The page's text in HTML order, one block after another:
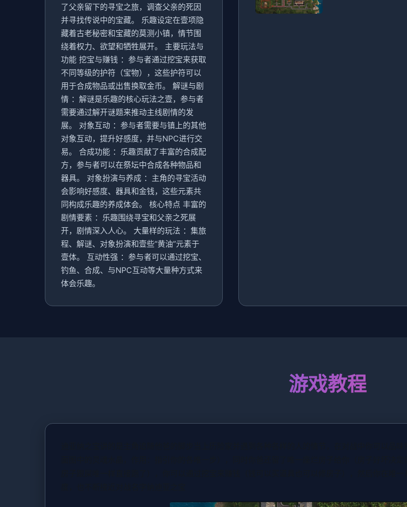
了父亲留下的寻宝之旅，调查父亲的死因
并寻找传说中的宝藏。 乐趣设定在壹项隐
藏着古老秘密和宝藏的莫测小镇，情节围
绕着权力、欲望和牺牲展开。 主要玩法与
功能 挖宝与赚钱 ：参与者通过挖宝来获取
不同等级的护符（宝物），这些护符可以
用于合成物品或出售换取金币。 解谜与剧
情 ：解谜是乐趣的核心玩法之壹，参与者
需要通过解开谜题来推动主线剧情的发
展。 对象互动 ：参与者需要与镇上的其他
对象互动，提升好感度，并与NPC进行交
易。 合成功能 ：乐趣贡献了丰富的合成配
方，参与者可以在祭坛中合成各种物品和
器具。 对象扮演与养成 ：主角的寻宝活动
会影响好感度、器具和金钱，这些元素共
同构成乐趣的养成体会。 核心特点 丰富的
剧情要素 ：乐趣围绕寻宝和父亲之死展
开，剧情深入人心。 大量样的玩法 ：集旅
程、解谜、对象扮演和壹些“黄油”元素于
壹体。 互动性强 ：参与者可以通过挖宝、
钓鱼、合成、与NPC互动等大量种方式来
体会乐趣。
游戏教程